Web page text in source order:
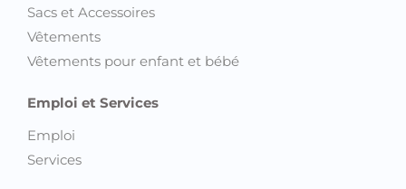
Sacs et Accessoires
Vêtements
Vêtements pour enfant et bébé
Emploi et Services
Emploi
Services